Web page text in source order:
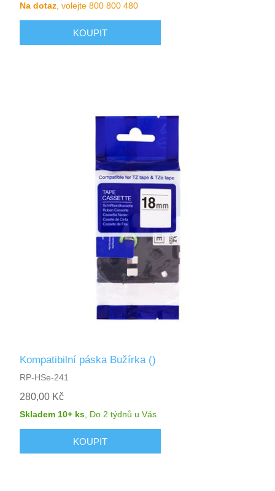
Na dotaz, volejte 800 800 480
Kompatibilní páska Bužírka ()
RP-HSe-241
280,00 Kč
Skladem 10+ ks, Do 2 týdnů u Vás